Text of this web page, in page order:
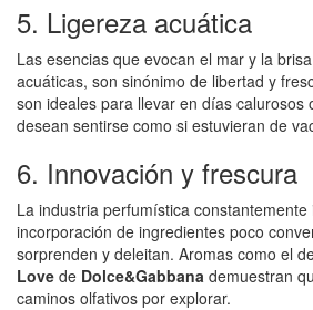
5. Ligereza acuática
Las esencias que evocan el mar y la
acuáticas, son sinónimo de libertad y
son ideales para llevar en días calurosos
desean sentirse como si estuvieran de
6. Innovación y frescura
La industria perfumística constantemente
incorporación de ingredientes poco
sorprenden y deleitan. Aromas como el
Love de Dolce&Gabbana demuestran
caminos olfativos por explorar.